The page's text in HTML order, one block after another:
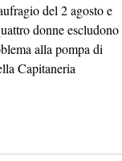
del 2 agosto e
donne escludono
alla pompa di
Capitaneria